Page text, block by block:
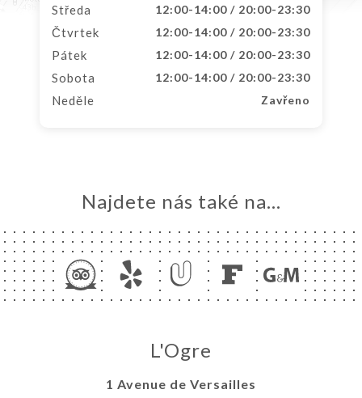
Středa 12:00-14:00 / 20:00-23:30
Čtvrtek 12:00-14:00 / 20:00-23:30
Pátek 12:00-14:00 / 20:00-23:30
Sobota 12:00-14:00 / 20:00-23:30
Neděle Zavřeno
Najdete nás také na...
L'Ogre
1 Avenue de Versailles